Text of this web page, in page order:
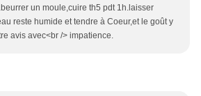
un moule,cuire th5 pdt 1h.laisser
reste humide et tendre à Coeur,et le goût y
avis avec<br /> impatience.